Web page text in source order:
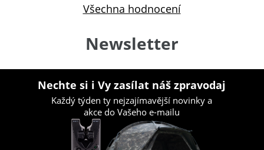
Všechna hodnocení
Newsletter
Nechte si i Vy zasílat náš zpravodaj
Každý týden ty nejzajímavější novinky a
akce do Vašeho e-mailu